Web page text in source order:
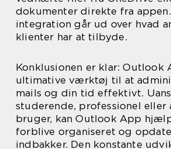
dokumenter direkte fra appen.
integration går ud over hvad
klienter har at tilbyde.
Konklusionen er klar: Outlook
ultimative værktøj til at
mails og din tid effektivt.
studerende, professionel eller
bruger, kan Outlook App
forblive organiseret og
indbakker. Den konstante